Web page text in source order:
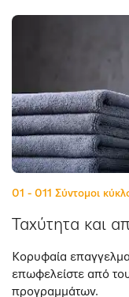
01 - 011 Σύντομοι
Ταχύτητα και
Κορυφαία
επωφελείστε από
προγραμμάτων.